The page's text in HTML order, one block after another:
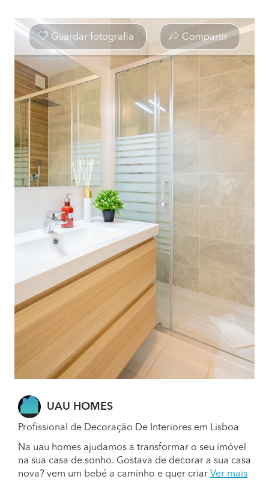
Guardar fotografia Compartir
UAU HOMES
Profissional de Decoração De Interiores em Lisboa
Na uau homes ajudamos a transformar o seu imóvel
na sua casa de sonho. Gostava de decorar a sua casa
nova? vem um bebé a caminho e quer criar Ver mais